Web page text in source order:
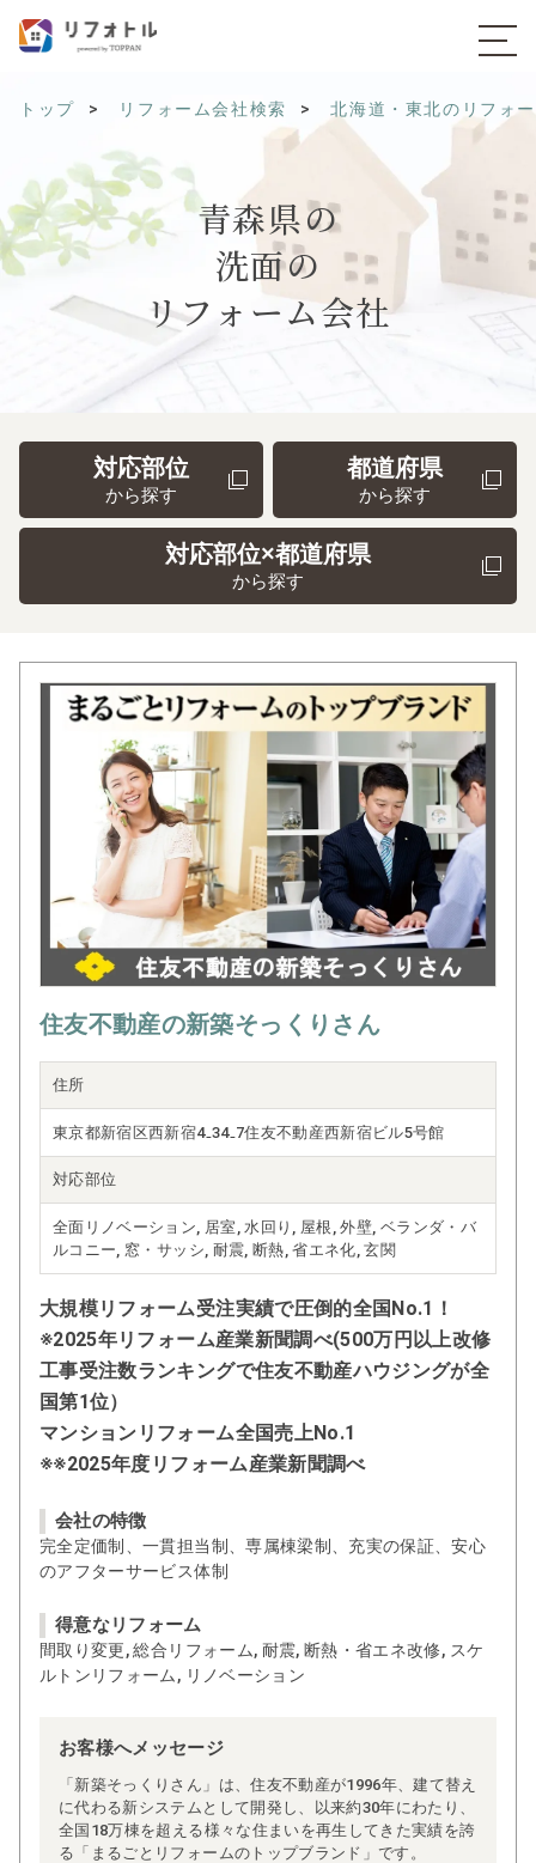
トップ リフォーム会社検索 北海道・東北のリフォ
青森県の
洗面の
リフォーム会社
対応部位
から探す
都道府県
から探す
対応部位×都道府県
から探す
住友不動産の新築そっくりさん
住所
東京都新宿区西新宿4₋34₋7住友不動産西新宿ビル5号館
対応部位
全面リノベーション, 居室, 水回り, 屋根, 外壁, ベランダ・バ
ルコニー, 窓・サッシ, 耐震, 断熱, 省エネ化, 玄関
大規模リフォーム受注実績で圧倒的全国No.1！
※2025年リフォーム産業新聞調べ(500万円以上改修
工事受注数ランキングで住友不動産ハウジングが全
国第1位）
マンションリフォーム全国売上No.1
※※2025年度リフォーム産業新聞調べ
会社の特徴
完全定価制、一貫担当制、専属棟梁制、充実の保証、安心
のアフターサービス体制
得意なリフォーム
間取り変更, 総合リフォーム, 耐震, 断熱・省エネ改修, スケ
ルトンリフォーム, リノベーション
お客様へメッセージ
「新築そっくりさん」は、住友不動産が1996年、建て替え
に代わる新システムとして開発し、以来約30年にわたり、
全国18万棟を超える様々な住まいを再生してきた実績を誇
る「まるごとリフォームのトップブランド」です。